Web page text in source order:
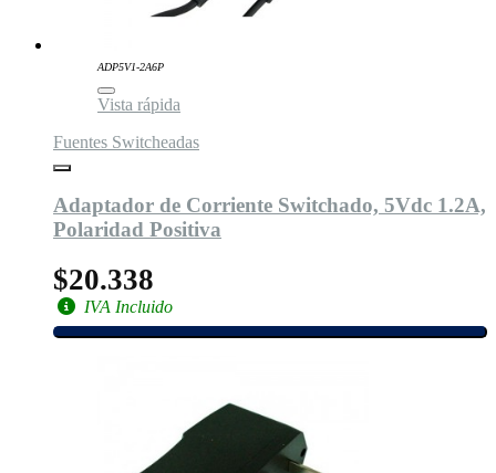
ADP5V1-2A6P
Vista rápida
Fuentes Switcheadas
Adaptador de Corriente Switchado, 5Vdc 1.2A,
Polaridad Positiva
$20.338
IVA Incluido